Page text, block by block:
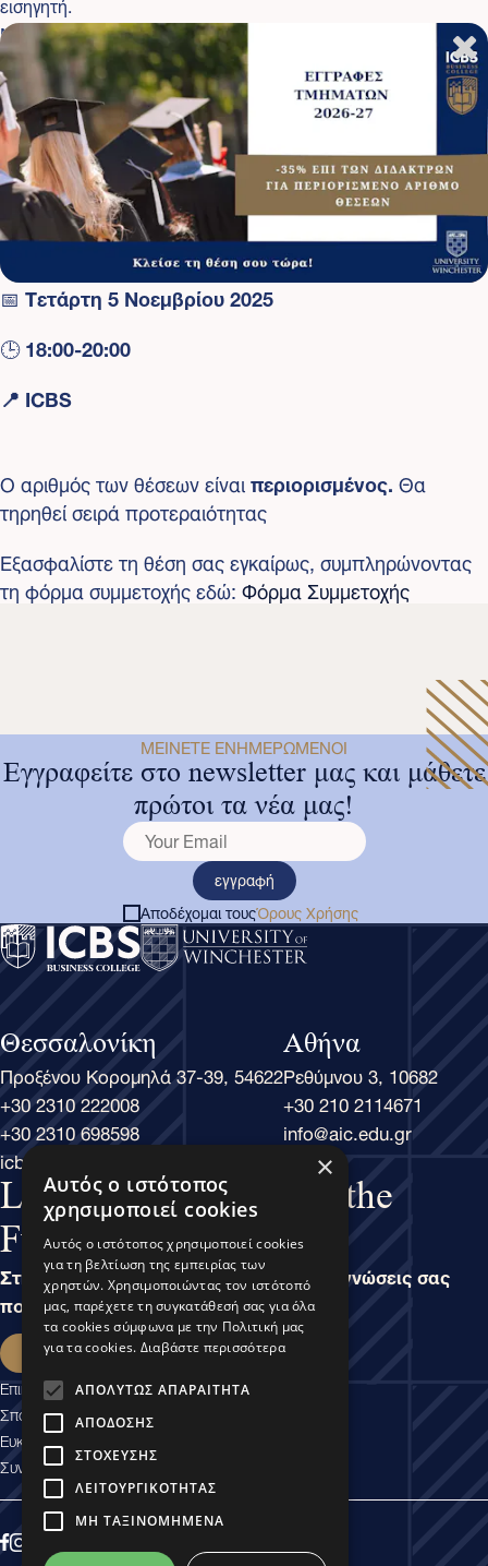
Μαθαίνουν πρακτικές τεχνικές: πώς να χρησιμοποιούν τη
φωνή, το χιούμορ, τις παύσεις, το storytelling.
Αναβαθμίζουν το επαγγελματικό τους προφίλ: είναι πιο έτοιμοι
για παρουσιάσεις, εργασίες, συνεντεύξεις.
Ένα βιωματικό Εργαστήριο αποκλειστικά για τους
φοιτητές και τους αποφοίτους του ICBS
📅 Τετάρτη 5 Νοεμβρίου 2025
🕒18:00-20:00
📍 ICBS
Ο αριθμός των θέσεων είναιπεριορισμένος.Θα
τηρηθεί σειρά προτεραιότητας
Εξασφαλίστε τη θέση σας εγκαίρως, συμπληρώνοντας
τη φόρμα συμμετοχής εδώ:Φόρμα Συμμετοχής
ΜΕΊΝΕΤΕ ΕΝΗΜΕΡΩΜΈΝΟΙ
Εγγραφείτε στο newsletter μας και μάθετε
πρώτοι τα νέα μας!
εγγραφή
Αποδέχομαι τουςΌρους Χρήσης
Θεσσαλονίκη
Προξένου Κορομηλά 37-39, 54622
+30 2310 222008
+30 2310 698598
icbs@icbs.gr
Αθήνα
Ρεθύμνου 3, 10682
+30 210 2114671
info@aic.edu.gr
Learn Business, Lead the
Future
Στην άσκηση του Μάνατζμεντ, είναι οι γνώσεις σας
που καθορίζουν τις δυνατότητές σας.
Εκδήλωση ενδιαφέροντος
Επικοινωνία
Σπουδαστικές Υπηρεσίες
Ευκαιρίες Καριέρας
Συνεργασίες Εμπιστοσύνης
×
Αυτός ο ιστότοπος
χρησιμοποιεί cookies
Αυτός ο ιστότοπος χρησιμοποιεί cookies
για τη βελτίωση της εμπειρίας των
χρηστών. Χρησιμοποιώντας τον ιστότοπό
μας, παρέχετε τη συγκατάθεσή σας για όλα
τα cookies σύμφωνα με την Πολιτική μας
για τα cookies. Διαβάστε περισσότερα
ΑΠΟΛΎΤΩΣ ΑΠΑΡΑΊΤΗΤΑ
ΑΠΌΔΟΣΗΣ
ΣΤΌΧΕΥΣΗΣ
ΛΕΙΤΟΥΡΓΙΚΌΤΗΤΑΣ
ΜΗ ΤΑΞΙΝΟΜΗΜΈΝΑ